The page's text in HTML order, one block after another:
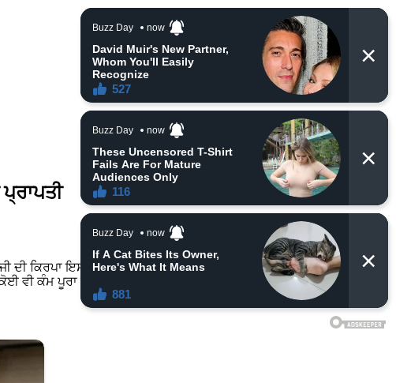
ਦੀ ਕਿਰਪਾ ਇਸ ਰਾਸ਼ੀ ਦੇ ਲੋਕਾਂ ‘ਤੇ ਹੋਣ ਵਾਲੀ ਹੈ, ਇਸ ਲਈ ਉਨ੍ਹਾਂ ਦੀਆਂ ਸਾਰੀਆਂ
ਵੀ ਕੰਮ ਪੂਰਾ ਕਰ ਸਕਦੇ ਹਨ। ਤਾਂ ਆਓ ਜਾਣਦੇ ਹਾਂ ਇਹ ਖੁਸ਼ਕਿਸਮਤ ਰਾਸ਼ੀਆਂ